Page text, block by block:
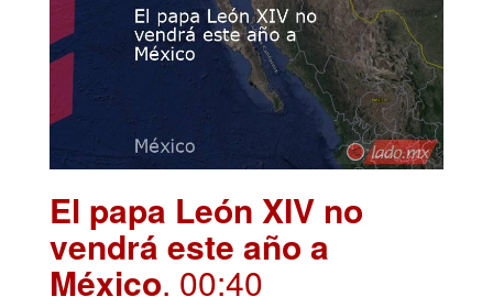
El papa León XIV no
vendrá este año a
México. 00:40